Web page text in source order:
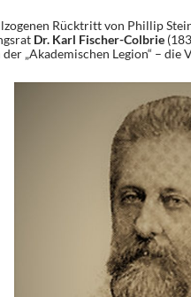
Rücktritt von Phillip
Dr. Karl Fischer-Colbrie
„Akademischen Legion“ – die